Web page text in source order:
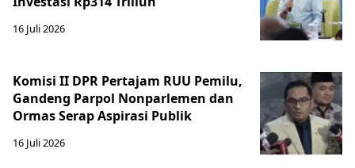
16 Juli 2026
Komisi II DPR Pertajam RUU Pemilu,
Gandeng Parpol Nonparlemen dan
Ormas Serap Aspirasi Publik
16 Juli 2026